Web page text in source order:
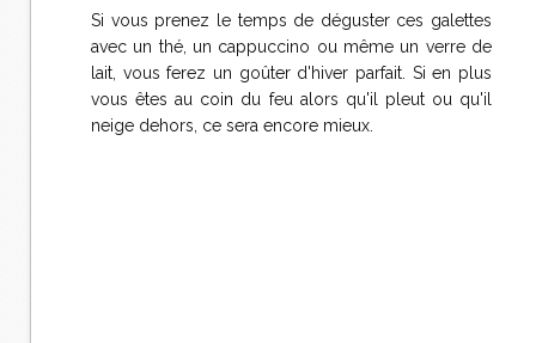
Si vous prenez le temps de déguster ces galettes
avec un thé, un cappuccino ou même un verre de
lait, vous ferez un goûter d'hiver parfait. Si en plus
vous êtes au coin du feu alors qu'il pleut ou qu'il
neige dehors, ce sera encore mieux.